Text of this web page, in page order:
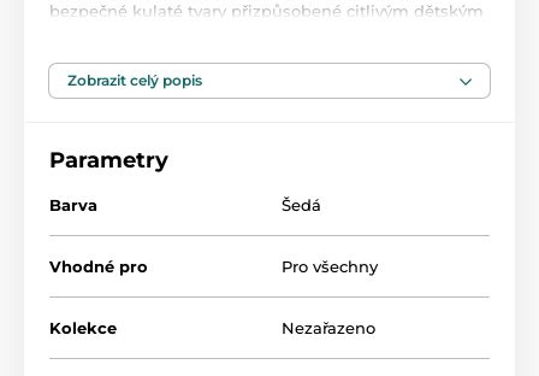
bezpečné kulaté tvary přizpůsobené citlivým dětským
potravinami. Sada obsahuje lžičku a vidličku.
Určeno pro děti od 12 měsíců.
Nemá žádné ostré hrany a neobsahuje bisfenol A (0%
BPA)
Není určeno pro použití v mikrovlnné troubě.
Zobrazit celý popis
Parametry
Barva Šedá
Vhodné pro Pro všechny
Kolekce Nezařazeno